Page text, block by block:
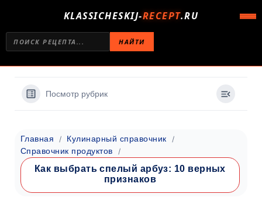
KLASSICHESKIJ-RECEPT.RU
НАЙТИ
Посмотр рубрик
Главная
Кулинарный справочник
Справочник продуктов
Как выбрать спелый арбуз: 10 верных
признаков